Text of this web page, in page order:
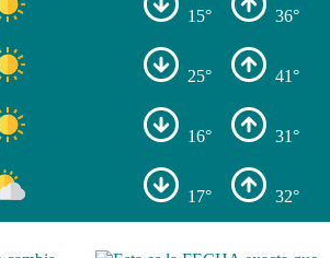
15° 36°
25° 41°
16° 31°
17° 32°